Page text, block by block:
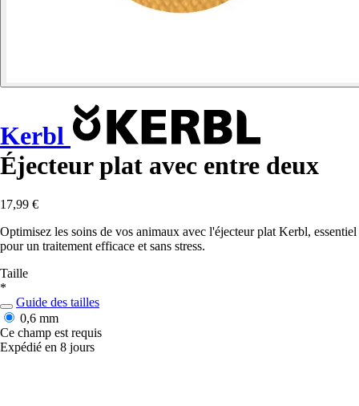
Kerbl
Éjecteur plat avec entre deux
17,99 €
Optimisez les soins de vos animaux avec l'éjecteur plat Kerbl, essentiel
pour un traitement efficace et sans stress.
Taille
*
Guide des tailles
0,6 mm
Ce champ est requis
Expédié en 8 jours